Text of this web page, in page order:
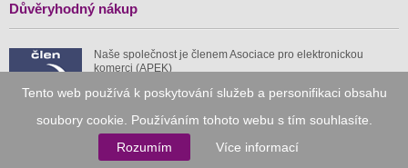
Tento web používá k poskytování služeb a personifikaci obsahu
soubory cookie. Používáním tohoto webu s tím souhlasíte.
Rozumím
Více informací
Důvěryhodný nákup
Naše společnost je členem Asociace pro elektronickou
komerci (APEK)